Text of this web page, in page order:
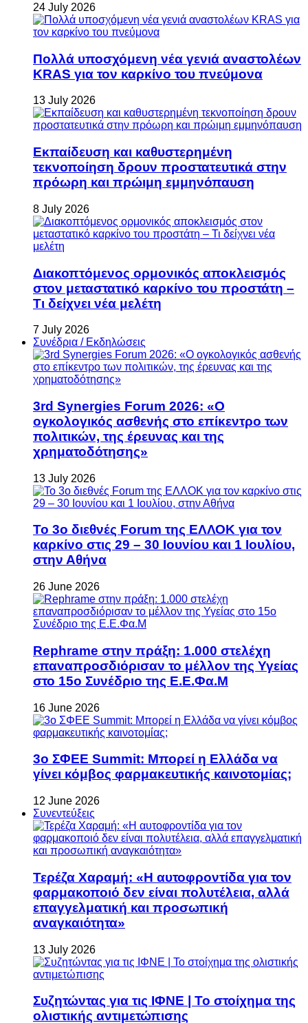
24 July 2026
Πολλά υποσχόμενη νέα γενιά αναστολέων
KRAS για τον καρκίνο του πνεύμονα
13 July 2026
Εκπαίδευση και καθυστερημένη
τεκνοποίηση δρουν προστατευτικά στην
πρόωρη και πρώιμη εμμηνόπαυση
8 July 2026
Διακοπτόμενος ορμονικός αποκλεισμός
στον μεταστατικό καρκίνο του προστάτη –
Τι δείχνει νέα μελέτη
7 July 2026
Συνέδρια / Εκδηλώσεις
3rd Synergies Forum 2026: «Ο
ογκολογικός ασθενής στο επίκεντρο των
πολιτικών, της έρευνας και της
χρηματοδότησης»
13 July 2026
Το 3ο διεθνές Forum της ΕΛΛΟΚ για τον
καρκίνο στις 29 – 30 Ιουνίου και 1 Ιουλίου,
στην Αθήνα
26 June 2026
Rephrame στην πράξη: 1.000 στελέχη
επαναπροσδιόρισαν το μέλλον της Υγείας
στο 15ο Συνέδριο της Ε.Ε.Φα.Μ
16 June 2026
3ο ΣΦΕΕ Summit: Μπορεί η Ελλάδα να
γίνει κόμβος φαρμακευτικής καινοτομίας;
12 June 2026
Συνεντεύξεις
Τερέζα Χαραμή: «Η αυτοφροντίδα για τον
φαρμακοποιό δεν είναι πολυτέλεια, αλλά
επαγγελματική και προσωπική
αναγκαιότητα»
13 July 2026
Συζητώντας για τις ΙΦΝΕ | Το στοίχημα της
ολιστικής αντιμετώπισης